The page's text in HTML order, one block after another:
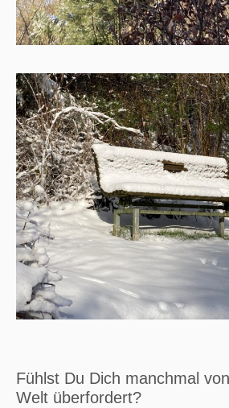
Fühlst Du Dich manchmal
Welt überfordert?